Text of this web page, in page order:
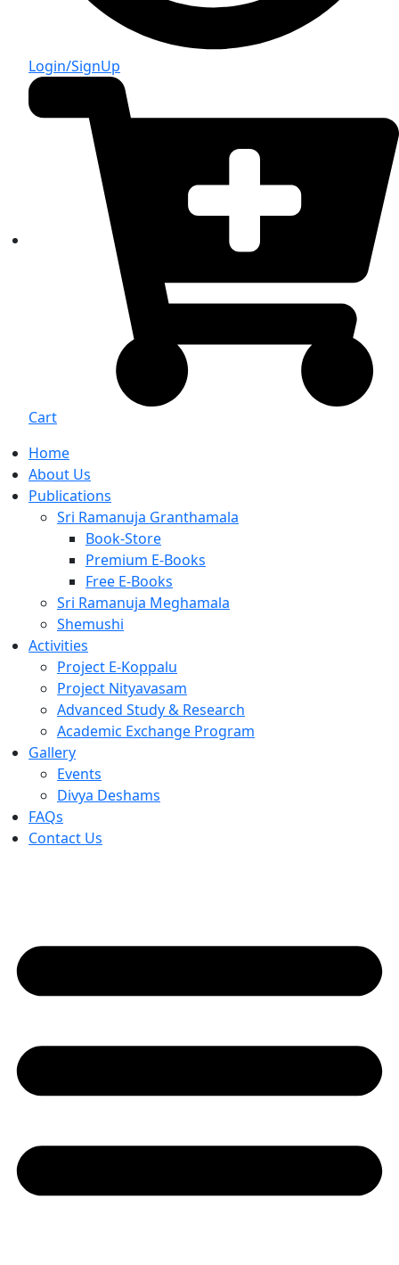
Login/SignUp
Cart
Home
About Us
Publications
Sri Ramanuja Granthamala
Book-Store
Premium E-Books
Free E-Books
Sri Ramanuja Meghamala
Shemushi
Activities
Project E-Koppalu
Project Nityavasam
Advanced Study & Research
Academic Exchange Program
Gallery
Events
Divya Deshams
FAQs
Contact Us